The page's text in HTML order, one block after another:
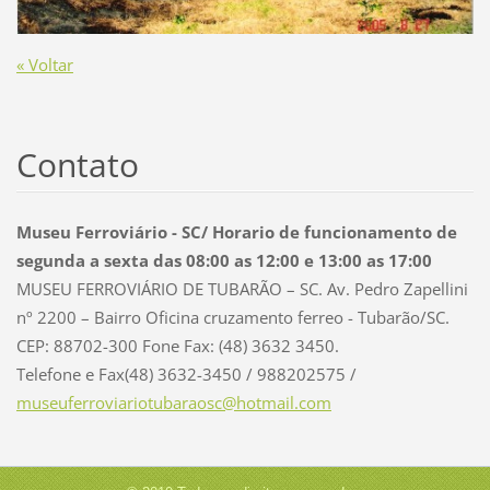
« Voltar
Contato
Museu Ferroviário - SC/ Horario de funcionamento de
segunda a sexta das 08:00 as 12:00 e 13:00 as 17:00
MUSEU FERROVIÁRIO DE TUBARÃO – SC. Av. Pedro Zapellini
nº 2200 – Bairro Oficina cruzamento ferreo - Tubarão/SC.
CEP: 88702-300 Fone Fax: (48) 3632 3450.
Telefone e Fax(48) 3632-3450 / 988202575 /
museuferroviariotubaraosc@hotmail.com